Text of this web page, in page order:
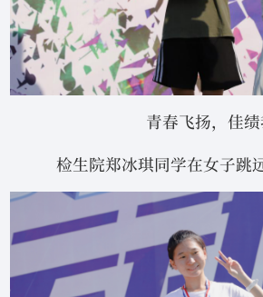
青春飞扬，佳
检生院郑冰琪同学在女子跳